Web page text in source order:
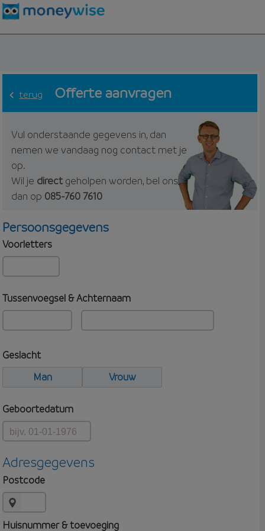
terug Offerte aanvragen
Vul onderstaande gegevens in, dan
nemen we vandaag nog contact met je
op.
Wil je directgeholpen worden, bel ons
dan op 085-760 7610
Persoonsgegevens
Voorletters
Tussenvoegsel & Achternaam
Geslacht
Man
Vrouw
Geboortedatum
Adresgegevens
Postcode
Huisnummer & toevoeging